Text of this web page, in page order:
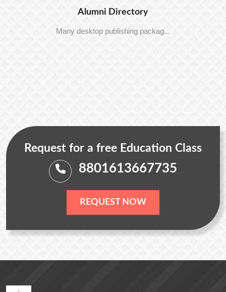
Alumni Directory
Many desktop publishing packag...
Request for a free Education Class
8801613667735
REQUEST NOW